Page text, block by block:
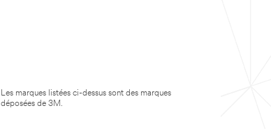
Les marques listées ci-dessus sont des marques
déposées de 3M.